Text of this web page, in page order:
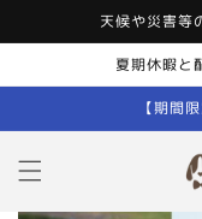
コンテン
ツに進む
天候や災害等
夏期休暇と
【期間